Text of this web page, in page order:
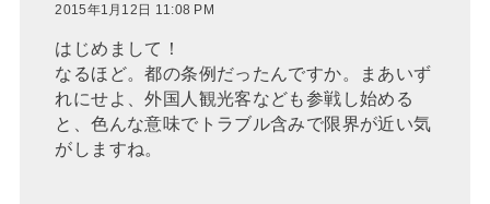
2015年1月12日 11:08 PM
はじめまして！
なるほど。都の条例だったんですか。まあいず
れにせよ、外国人観光客なども参戦し始める
と、色んな意味でトラブル含みで限界が近い気
がしますね。